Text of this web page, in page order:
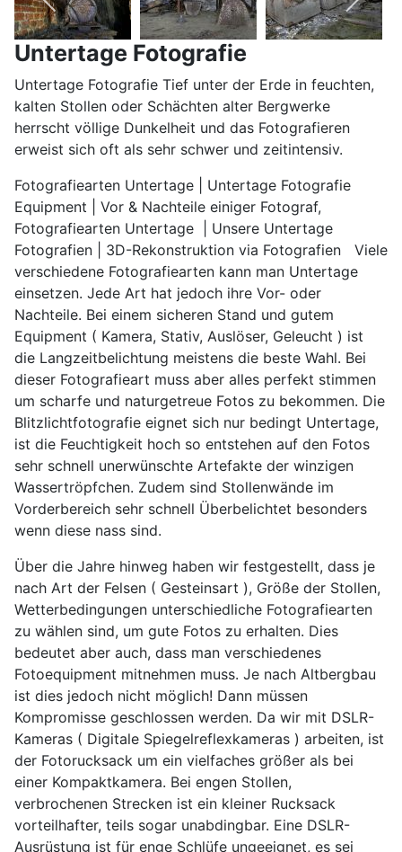
Untertage Fotografie
Untertage Fotografie Tief unter der Erde in feuchten,
kalten Stollen oder Schächten alter Bergwerke
herrscht völlige Dunkelheit und das Fotografieren
erweist sich oft als sehr schwer und zeitintensiv.
Fotografiearten Untertage | Untertage Fotografie
Equipment | Vor & Nachteile einiger Fotograf,
Fotografiearten Untertage | Unsere Untertage
Fotografien | 3D-Rekonstruktion via Fotografien Viele
verschiedene Fotografiearten kann man Untertage
einsetzen. Jede Art hat jedoch ihre Vor- oder
Nachteile. Bei einem sicheren Stand und gutem
Equipment ( Kamera, Stativ, Auslöser, Geleucht ) ist
die Langzeitbelichtung meistens die beste Wahl. Bei
dieser Fotografieart muss aber alles perfekt stimmen
um scharfe und naturgetreue Fotos zu bekommen. Die
Blitzlichtfotografie eignet sich nur bedingt Untertage,
ist die Feuchtigkeit hoch so entstehen auf den Fotos
sehr schnell unerwünschte Artefakte der winzigen
Wassertröpfchen. Zudem sind Stollenwände im
Vorderbereich sehr schnell Überbelichtet besonders
wenn diese nass sind.
Über die Jahre hinweg haben wir festgestellt, dass je
nach Art der Felsen ( Gesteinsart ), Größe der Stollen,
Wetterbedingungen unterschiedliche Fotografiearten
zu wählen sind, um gute Fotos zu erhalten. Dies
bedeutet aber auch, dass man verschiedenes
Fotoequipment mitnehmen muss. Je nach Altbergbau
ist dies jedoch nicht möglich! Dann müssen
Kompromisse geschlossen werden. Da wir mit DSLR-
Kameras ( Digitale Spiegelreflexkameras ) arbeiten, ist
der Fotorucksack um ein vielfaches größer als bei
einer Kompaktkamera. Bei engen Stollen,
verbrochenen Strecken ist ein kleiner Rucksack
vorteilhafter, teils sogar unabdingbar. Eine DSLR-
Ausrüstung ist für enge Schlüfe ungeeignet, es sei